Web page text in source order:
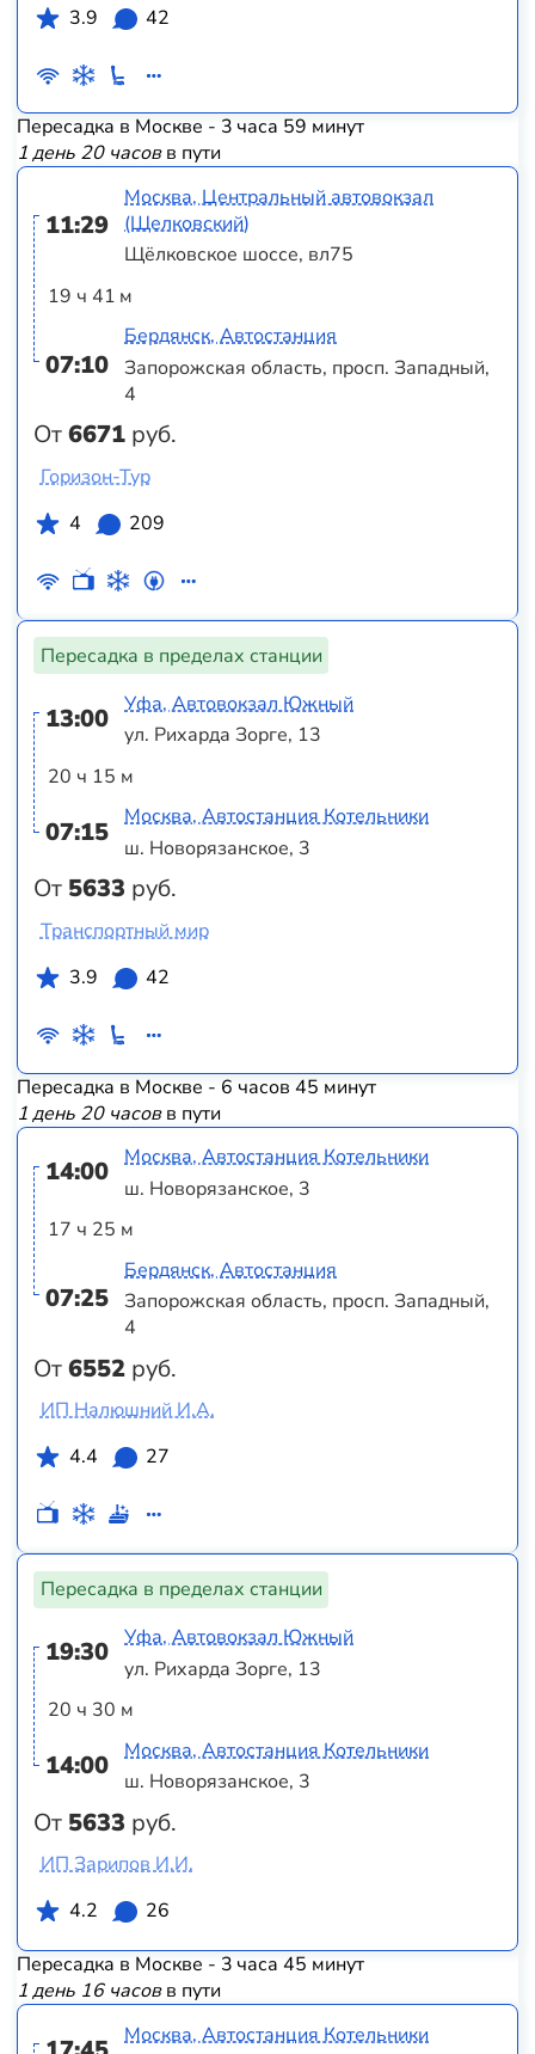
3.9
42
Пересадка в Москве - 3 часа 59 минут
1 день 20 часовв пути
11:29
19 ч 41 м
07:10
От6671 руб.
Москва, Центральный автовокзал
(Щелковский)
Щёлковское шоссе, вл75
Бердянск, Автостанция
Запорожская область, просп. Западный,
4
Горизон-Тур
4
209
Пересадка в пределах станции
13:00
20 ч 15 м
07:15
От 5633 руб.
Уфа, Автовокзал Южный
ул. Рихарда Зорге, 13
Москва, Автостанция Котельники
ш. Новорязанское, 3
Транспортный мир
3.9
42
Пересадка в Москве - 6 часов 45 минут
1 день 20 часовв пути
14:00
17 ч 25 м
07:25
От6552 руб.
Москва, Автостанция Котельники
ш. Новорязанское, 3
Бердянск, Автостанция
Запорожская область, просп. Западный,
4
ИП Налюшний И.А.
4.4
27
Пересадка в пределах станции
19:30
20 ч 30 м
14:00
От 5633 руб.
Уфа, Автовокзал Южный
ул. Рихарда Зорге, 13
Москва, Автостанция Котельники
ш. Новорязанское, 3
ИП Зарипов И.И.
4.2
26
Пересадка в Москве - 3 часа 45 минут
1 день 16 часовв пути
Москва, Автостанция Котельники